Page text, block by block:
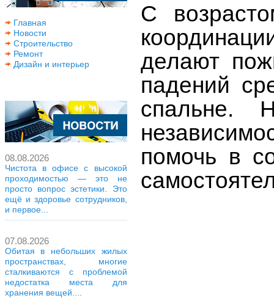
Главная
Новости
Строительство
Ремонт
Дизайн и интерьер
08.08.2026
Чистота в офисе с высокой
проходимостью — это не
просто вопрос эстетики. Это
ещё и здоровье сотрудников,
и первое...
07.08.2026
Обитая в небольших жилых
пространствах, многие
сталкиваются с проблемой
недостатка места для
хранения вещей....
С
делают
падений
спальне.
помочь в